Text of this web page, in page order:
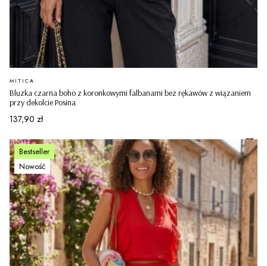
Bluzka czarna boho z koronkowymi falbanami bez rękawów z wiązaniem
przy dekolcie Posina
PRODUCENT
MITICA
Cena
137,90 zł
Bestseller
Nowość